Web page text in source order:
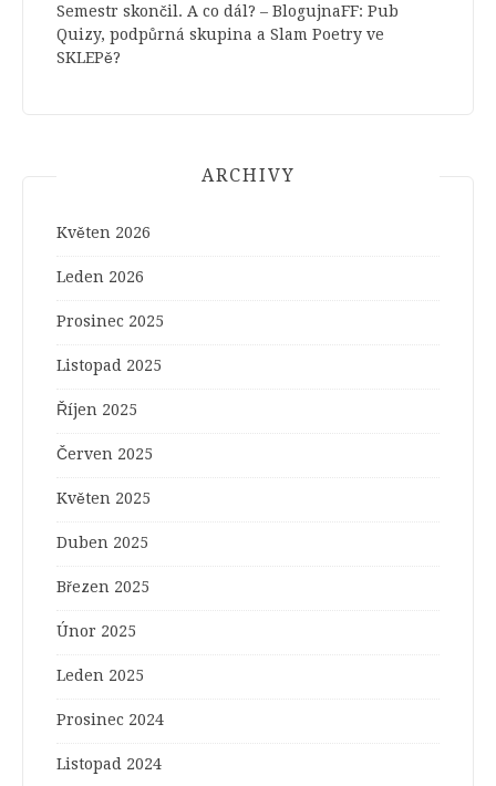
Semestr skončil. A co dál? – BlogujnaFF: Pub
Quizy, podpůrná skupina a Slam Poetry ve
SKLEPě?
ARCHIVY
Květen 2026
Leden 2026
Prosinec 2025
Listopad 2025
Říjen 2025
Červen 2025
Květen 2025
Duben 2025
Březen 2025
Únor 2025
Leden 2025
Prosinec 2024
Listopad 2024